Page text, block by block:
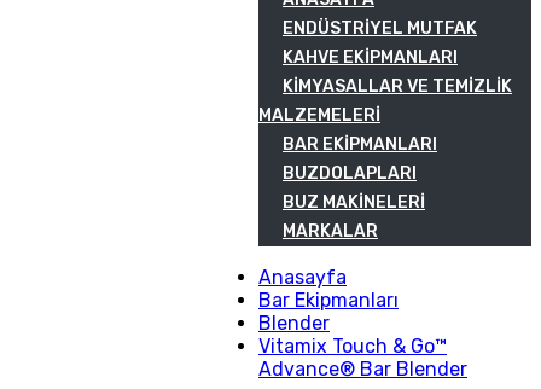
ENDÜSTRIYEL MUTFAK
KAHVE EKIPMANLARI
KIMYASALLAR VE TEMIZLIK
MALZEMELERI
BAR EKIPMANLARI
BUZDOLAPLARI
BUZ MAKINELERI
MARKALAR
Anasayfa
Bar Ekipmanları
Blender
Vitamix Touch & Go™
Advance® Bar Blender